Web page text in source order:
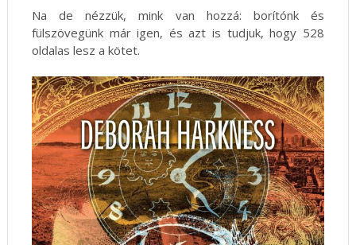
Na de nézzük, mink van hozzá: borítónk és
fülszövegünk már igen, és azt is tudjuk, hogy 528
oldalas lesz a kötet.